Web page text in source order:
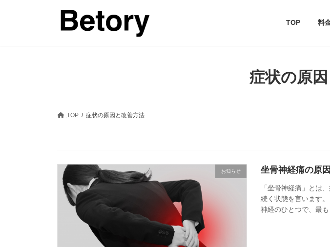
TOP 料
症状の原
TOP 症状の原因と改善方法
お知らせ 坐骨神経痛の原
「坐骨神経痛」とは
続く状態を言います
神経のひとつで、最